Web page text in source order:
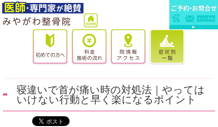
寝違いで首が痛い時の対処法｜やっては
いけない行動と早く楽になるポイント